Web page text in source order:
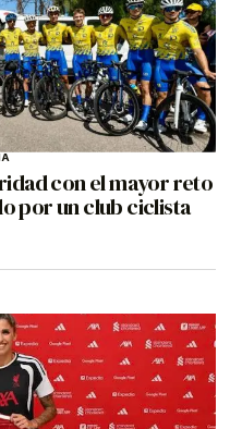
con el mayor reto
por un club ciclista